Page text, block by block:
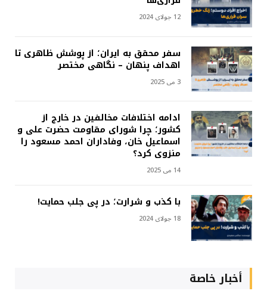
12 جولای 2024
سفر محقق به ایران؛ از پوشش ظاهری تا
اهداف پنهان – نگاهی مختصر
3 می 2025
ادامه اختلافات مخالفین در خارج از
کشور؛ چرا شورای مقاومت حضرت علی و
اسماعیل خان، وفاداران احمد مسعود را
منزوی کرد؟
14 می 2025
با کذب و شرارت؛ در پی جلب حمایت!
18 جولای 2024
أخبار خاصة